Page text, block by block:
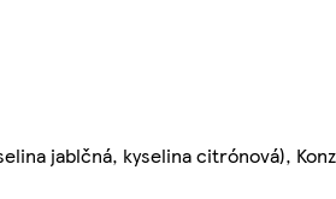
jablčná, kyselina citrónová),